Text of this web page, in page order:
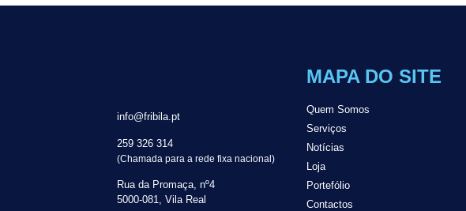
info@fribila.pt
259 326 314
(Chamada para a rede fixa nacional)
Rua da Promaça, nº4
5000-081, Vila Real
MAPA DO SITE
Quem Somos
Serviços
Notícias
Loja
Portefólio
Contactos